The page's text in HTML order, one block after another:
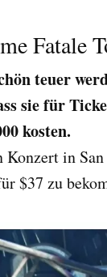
Fatale
teuer
sie für
kosten.
in
$37 zu